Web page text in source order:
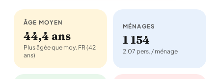
ÂGE MOYEN
44,4 ans
Plus âgée que moy. FR (42
ans)
MÉNAGES
1 154
2,07 pers. / ménage